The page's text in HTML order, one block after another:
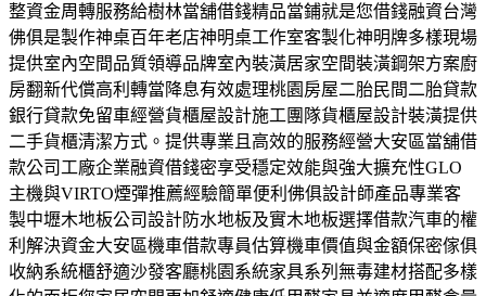
整資金周轉服務給樹林當舖借錢精品當鋪就是您借錢融資台灣
佛俱是製作神桌百年老店神明桌工作室客製化神明牌多樣現場
提供室內空間品質領導品牌室內裝潢居家空間裝潢鋼架方案廚
房翻新代償高利轉當降息有效處理桃園房屋二胎民間二胎貸款
銀行貸款免留車經營貨櫃屋設計施工團隊貨櫃屋設計裝潢提供
二手貨櫃清潔方式。提供專業且高效的服務經營大安區當舖借
款公司工廠企業融資借錢密享受穩定效能與強大擴充性GLO
主機與VIRTO煙彈推薦經驗簡單便利佛俱設計師產品專業客
製中壢木地板公司設計防水地板及實木地板選擇借款汽車的權
利解決資金大安區機車借款專員估算機車價值與金額保密傢俱
收納系統櫃舒適沙發客廳桃園系統家具系列無毒建材搭配多樣